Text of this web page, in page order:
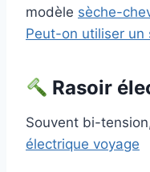
modèle sèche-
Peut-on utiliser un
Rasoir
Souvent bi-
électrique voyage